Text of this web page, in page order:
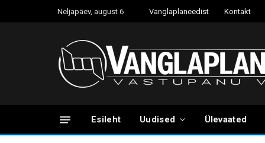
Neljapäev, august 6 Vanglaplaneedist Kontakt
Esileht Uudised Ülevaated